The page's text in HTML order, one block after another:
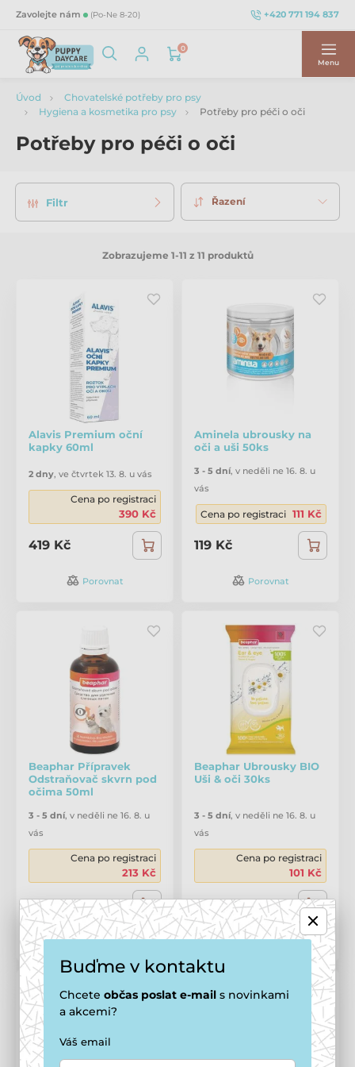
Zavolejte nám (Po-Ne 8-20) +420 771 194 837
0
Menu
Úvod
Chovatelské potřeby pro psy
Hygiena a kosmetika pro psy
Potřeby pro péči o oči
Potřeby pro péči o oči
Filtr Řazení
Zobrazujeme 1-11 z 11 produktů
Alavis Premium oční
kapky 60ml
2 dny, ve čtvrtek 13. 8. u vás
Cena po registraci
390 Kč
419 Kč
Porovnat
Aminela ubrousky na
oči a uši 50ks
3 - 5 dní, v neděli ne 16. 8. u
vás
Cena po registraci 111 Kč
119 Kč
Porovnat
Beaphar Přípravek
Odstraňovač skvrn pod
očima 50ml
3 - 5 dní, v neděli ne 16. 8. u
vás
Cena po registraci
213 Kč
229 Kč
Porovnat
Beaphar Ubrousky BIO
Uši & oči 30ks
3 - 5 dní, v neděli ne 16. 8. u
vás
Cena po registraci
101 Kč
109 Kč
Porovnat
Buďme v kontaktu
Chcete občas poslat e-mail s novinkami
a akcemi?
Váš email